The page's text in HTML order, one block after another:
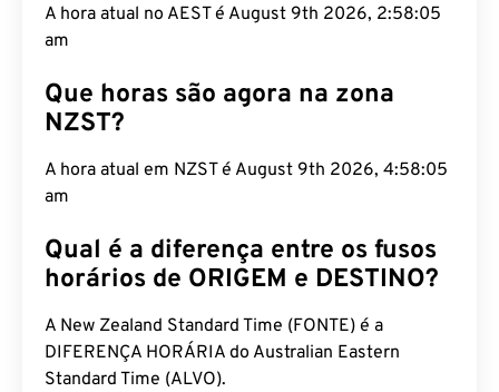
A hora atual no AEST é August 9th 2026, 2:58:06
am
Que horas são agora na zona
NZST?
A hora atual em NZST é August 9th 2026, 4:58:06
am
Qual é a diferença entre os fusos
horários de ORIGEM e DESTINO?
A New Zealand Standard Time (FONTE) é a
DIFERENÇA HORÁRIA do Australian Eastern
Standard Time (ALVO).